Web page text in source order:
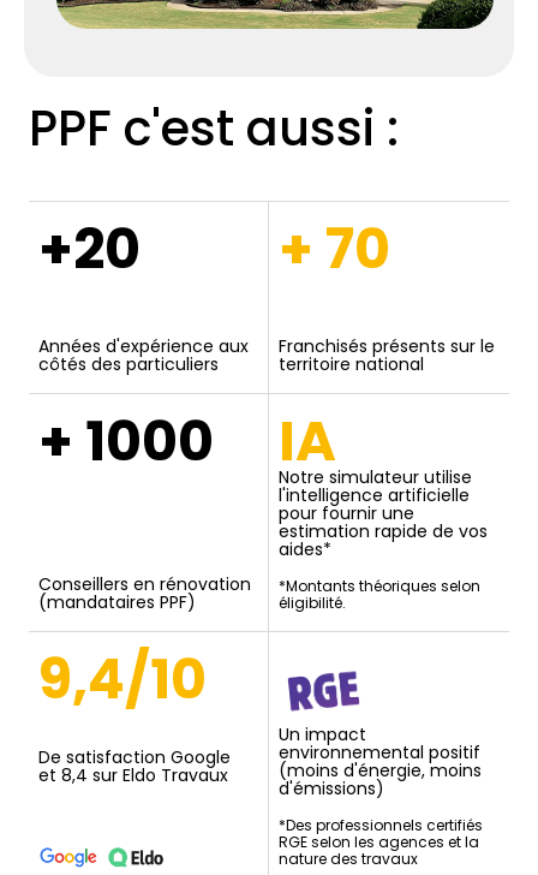
PPF c'est aussi :
+20
Années d'expérience aux
côtés des particuliers
+ 70
Franchisés présents sur le
territoire national
+ 1000
Conseillers en rénovation
(mandataires PPF)
IA
Notre simulateur utilise
l'intelligence artificielle
pour fournir une
estimation rapide de vos
aides*
*Montants théoriques selon
éligibilité.
9,4/10
De satisfaction Google
et 8,4 sur Eldo Travaux
Un impact
environnemental positif
(moins d'énergie, moins
d'émissions)
*Des professionnels certifiés
RGE selon les agences et la
nature des travaux